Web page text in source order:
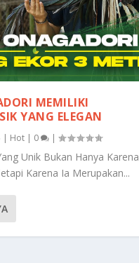
MEMILIKI
YANG ELEGAN
| Hot | 0 |
Unik Bukan Hanya Karena
Karena Ia Merupakan...